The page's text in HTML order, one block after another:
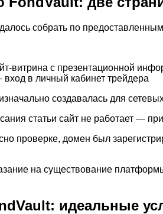
собрать по
витрина с презентационной
в личный кабинет трейдера
создавалась для
статьи сайт не работает —
проверке, домен был
на существование
идеальные